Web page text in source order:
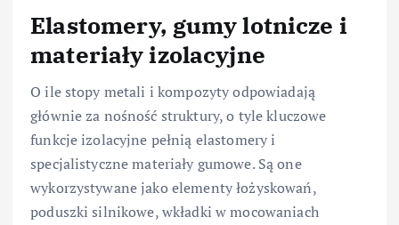
Elastomery, gumy lotnicze i
materiały izolacyjne
O ile stopy metali i kompozyty odpowiadają
głównie za nośność struktury, o tyle kluczowe
funkcje izolacyjne pełnią elastomery i
specjalistyczne materiały gumowe. Są one
wykorzystywane jako elementy łożyskowań,
poduszki silnikowe, wkładki w mocowaniach